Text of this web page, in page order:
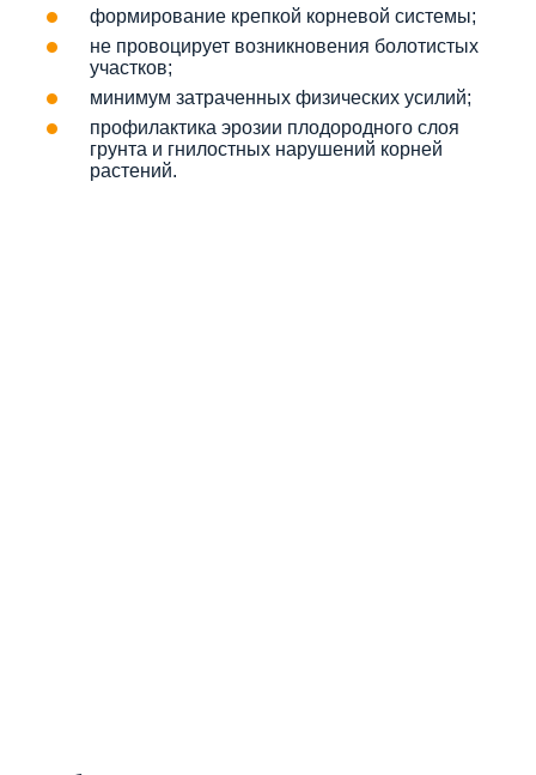
формирование крепкой корневой системы;
не провоцирует возникновения болотистых
участков;
минимум затраченных физических усилий;
профилактика эрозии плодородного слоя
грунта и гнилостных нарушений корней
растений.